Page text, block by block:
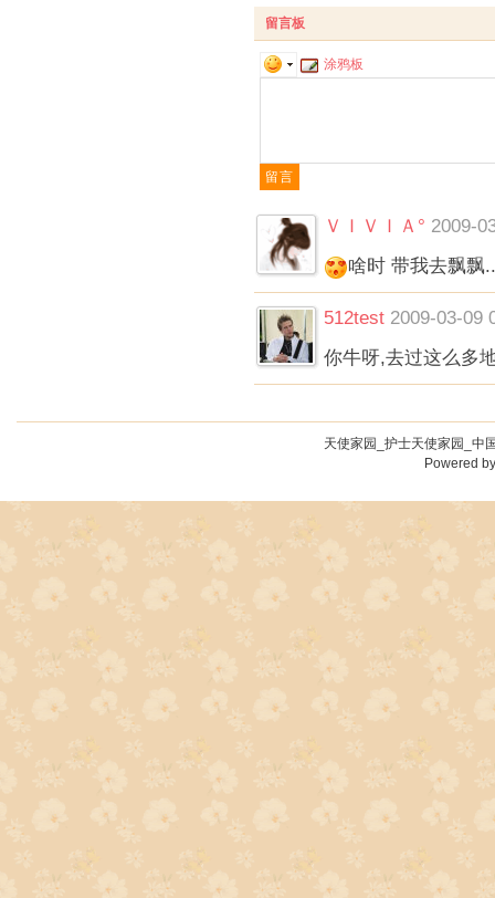
留言板
涂鸦板
ＶＩＶＩＡ° 2009-
啥时 带我去飘飘
512test 2009-03-09
你牛呀,去过这么多
天使家园_护士天使家园_中
Powered